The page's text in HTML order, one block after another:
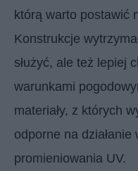
którą warto postawić
Konstrukcje
służyć, ale też lepiej
warunkami
materiały, z których
odporne na
promieniowania UV.